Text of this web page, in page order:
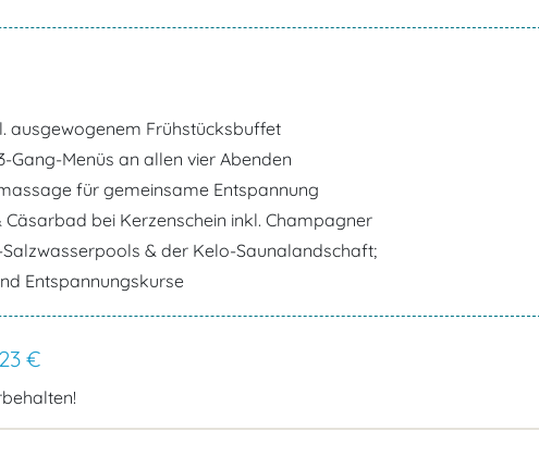
ausgewogenem Frühstücksbuffet
Gang-Menüs an allen vier Abenden
für gemeinsame Entspannung
bei Kerzenschein inkl. Champagner
& der Kelo-Saunalandschaft;
Entspannungskurse
€